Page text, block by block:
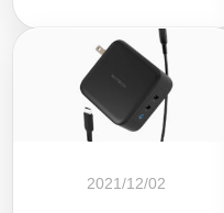
2021/12/02